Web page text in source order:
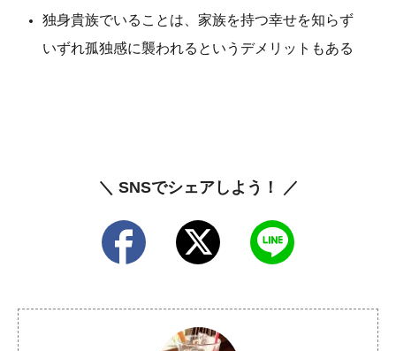
独身貴族でいることは、家族を持つ幸せを知らず
いずれ孤独感に襲われるというデメリットもある
＼ SNSでシェアしよう！ ／